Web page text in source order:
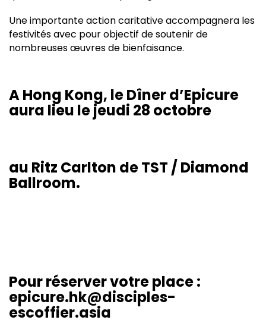
Une importante action caritativeaccompagnera les
festivités avec pour objectif de soutenir de
nombreuses œuvres de bienfaisance.
A Hong Kong, le Dîner d’Epicure
aura lieu le jeudi 28 octobre
au Ritz Carlton de TST / Diamond
Ballroom.
Pour réserver votre place :
epicure.hk@disciples-
escoffier.asia